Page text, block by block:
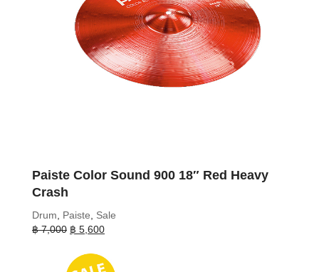
Paiste Color Sound 900 18″ Red Heavy
Crash
Drum Paiste
Sale
฿7,000 Original
was:
฿ 5,600Current
is: